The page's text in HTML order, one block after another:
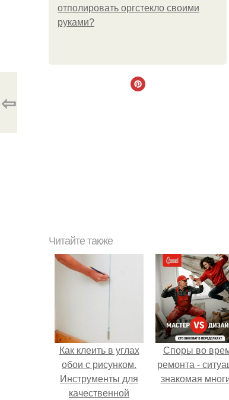
отполировать оргстекло своими
руками?
⇦
Читайте также
Как клеить в углах
обои с рисунком.
Инструменты для
качественной
Споры во
ремонта -
знакомая